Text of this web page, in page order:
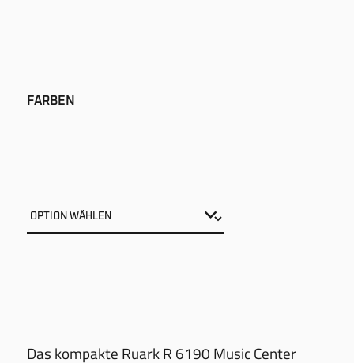
FARBEN
Das kompakte Ruark R 6190 Music Center